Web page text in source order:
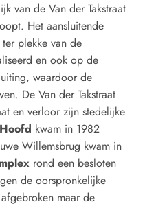
van de Van der Takstraat
Het aansluitende
plekke van de
en ook op de
waardoor de
De Van der Takstraat
en verloor zijn stedelijke
kwam in 1982
Willemsbrug kwam in
rond een besloten
de oorspronkelijke
maar de